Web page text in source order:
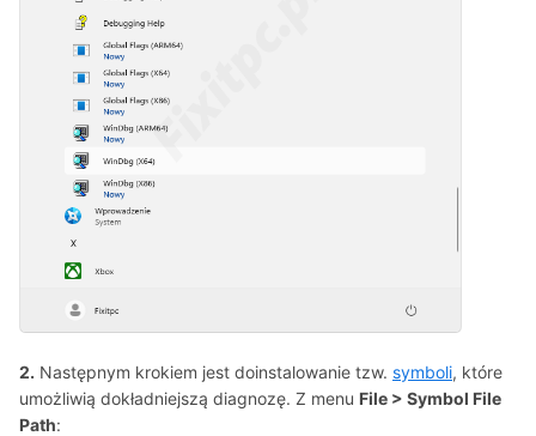
2. Następnym krokiem jest doinstalowanie tzw. symboli, które
umożliwią dokładniejszą diagnozę. Z menu File > Symbol File
Path: